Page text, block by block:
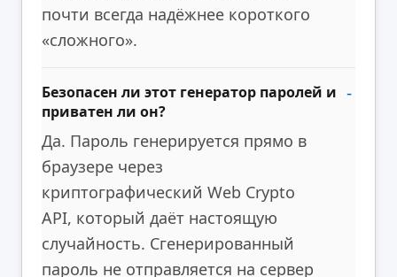
почти всегда надёжнее короткого
«сложного».
Безопасен ли этот генератор паролей и
приватен ли он?
Да. Пароль генерируется прямо в
браузере через
криптографический Web Crypto
API, который даёт настоящую
случайность. Сгенерированный
пароль не отправляется на сервер